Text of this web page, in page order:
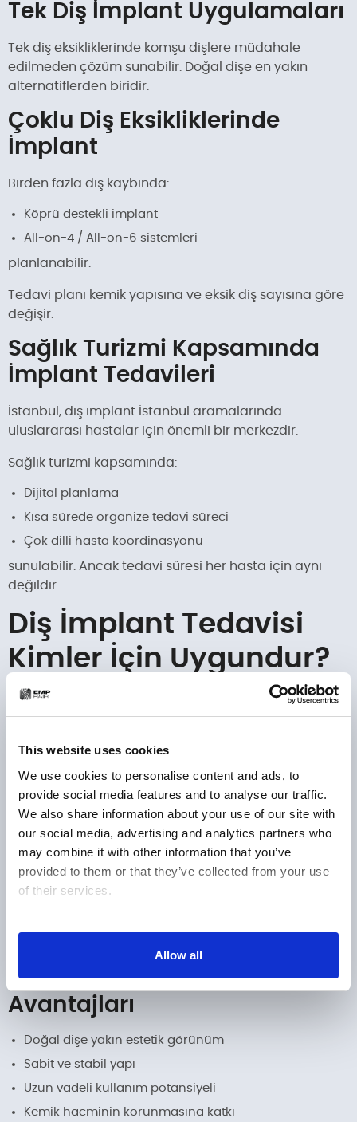
This website uses cookies
We use cookies to personalise content and ads, to
provide social media features and to analyse our traffic.
We also share information about your use of our site with
our social media, advertising and analytics partners who
may combine it with other information that you’ve
provided to them or that they’ve collected from your use
of their services.
Allow all
Tek Diş İmplant Uygulamaları
Tek diş eksikliklerinde komşu dişlere müdahale
edilmeden çözüm sunabilir. Doğal dişe en yakın
alternatiflerden biridir.
Çoklu Diş Eksikliklerinde
İmplant
Birden fazla diş kaybında:
Köprü destekli implant
All-on-4 / All-on-6 sistemleri
planlanabilir.
Tedavi planı kemik yapısına ve eksik diş sayısına göre
değişir.
Sağlık Turizmi Kapsamında
İmplant Tedavileri
İstanbul, diş implant İstanbul aramalarında
uluslararası hastalar için önemli bir merkezdir.
Sağlık turizmi kapsamında:
Dijital planlama
Kısa sürede organize tedavi süreci
Çok dilli hasta koordinasyonu
sunulabilir. Ancak tedavi süresi her hasta için aynı
değildir.
Diş İmplant Tedavisi
Kimler İçin Uygundur?
Tek veya çoklu diş kaybı yaşayanlar
Genel sağlık durumu kontrol altında olan bireyler
Kemik Yapısı ve Genel Sağlık
Durumu
Kontrolsüz diyabet, aktif enfeksiyon veya ciddi sistemik
hastalıklar implant planlamasını etkileyebilir.
Diş İmplant Tedavisinin
Avantajları
Doğal dişe yakın estetik görünüm
Sabit ve stabil yapı
Uzun vadeli kullanım potansiyeli
Kemik hacminin korunmasına katkı